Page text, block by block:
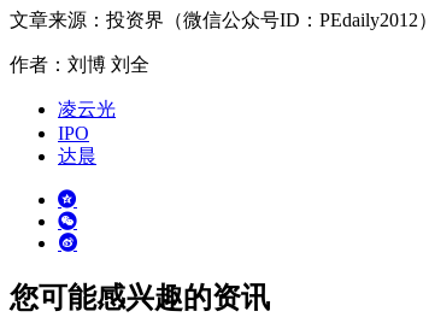
文章来源：投资界（微信公众号ID：PEdaily2012）
作者：刘博 刘全
凌云光
IPO
达晨
您可能感兴趣的资讯